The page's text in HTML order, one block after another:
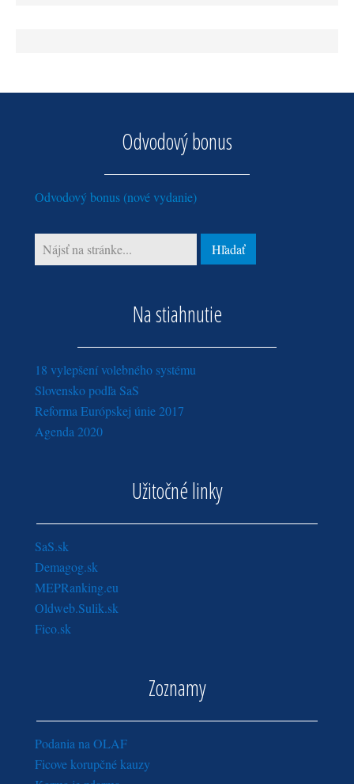
Odvodový bonus
Odvodový bonus (nové vydanie)
Na stiahnutie
18 vylepšení volebného systému
Slovensko podľa SaS
Reforma Európskej únie 2017
Agenda 2020
Užitočné linky
SaS.sk
Demagog.sk
MEPRanking.eu
Oldweb.Sulik.sk
Fico.sk
Zoznamy
Podania na OLAF
Ficove korupčné kauzy